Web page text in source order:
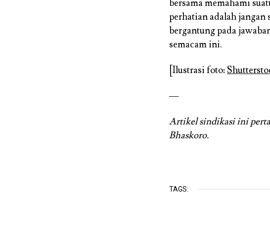
bersama memahami
perhatian adalah
bergantung pada
semacam ini.
[Ilustrasi foto:
—
Artikel sindikasi ini
Bhaskoro.
TAGS: